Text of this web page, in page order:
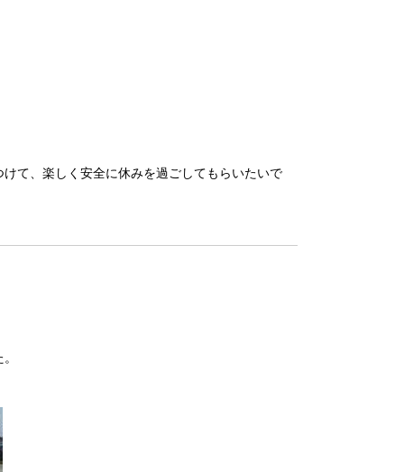
て、楽しく安全に休みを過ごしてもらいたいで